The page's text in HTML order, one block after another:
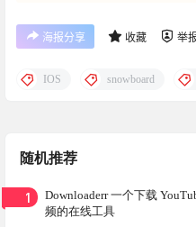
海报分享 收藏 举
IOS snowboard
随机推荐
1
Downloaderr 一个下载
频的在线工具